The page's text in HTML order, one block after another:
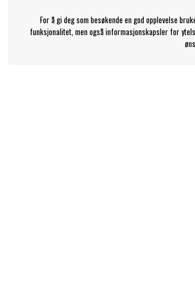
For å gi deg som besøkende en god opplevelse
funksjonalitet, men også informasjonskapsler for